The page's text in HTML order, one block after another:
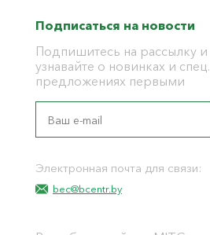
Подписаться на новости
Подпишитесь на рассылку и
узнавайте о новинках и спец.
предложениях первыми
Электронная почта для связи:
bec@bcentr.by